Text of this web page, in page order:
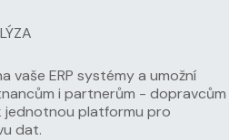
vaše ERP systémy a umožní
i partnerům - dopravcům
jednotnou platformu pro
dat.